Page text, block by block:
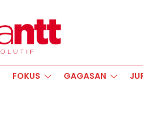
FOKUS GAGASAN